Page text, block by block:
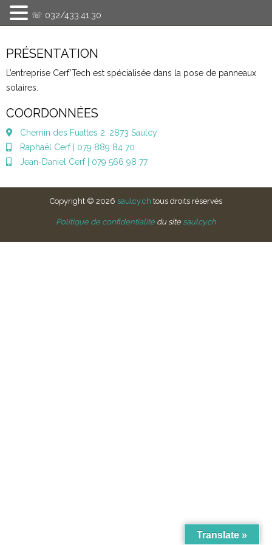
PRÉSENTATION
L’entreprise Cerf’Tech est spécialisée dans la pose de panneaux
solaires.
COORDONNÉES
Chemin des Fuattes 2, 2873 Saulcy
Raphaël Cerf | 079 889 84 70
Jean-Daniel Cerf | 079 566 98 77
Copyright © 2026 saulcy.ch tous droits réservés
Politique de confidentialité du site saulcy.ch
Translate »
☏ 032/433.41.30